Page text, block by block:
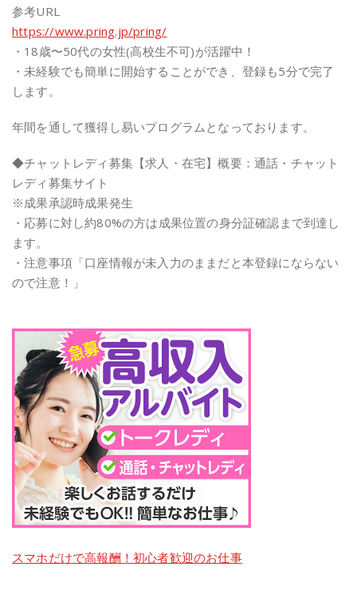
参考URL
https://www.pring.jp/pring/
・18歳〜50代の女性(高校生不可)が活躍中！
・未経験でも簡単に開始することができ、登録も5分で完了
します。
年間を通して獲得し易いプログラムとなっております。
◆チャットレディ募集【求人・在宅】概要：通話・チャット
レディ募集サイト
※成果承認時成果発生
・応募に対し約80%の方は成果位置の身分証確認まで到達し
ます。
・注意事項「口座情報が未入力のままだと本登録にならない
ので注意！」
スマホだけで高報酬！初心者歓迎のお仕事